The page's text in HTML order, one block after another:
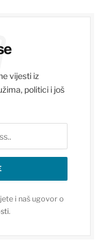
vijesti iz
politici i još
i naš ugovor o
.